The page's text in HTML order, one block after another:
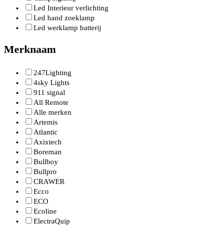
Led Interieur verlichting
Led hand zoeklamp
Led werklamp batterij
Merknaam
247Lighting
4sky Lights
911 signal
All Remote
Alle merken
Artemis
Atlantic
Axixtech
Boreman
Bullboy
Bullpro
CRAWER
Ecco
ECO
Ecoline
ElectraQuip